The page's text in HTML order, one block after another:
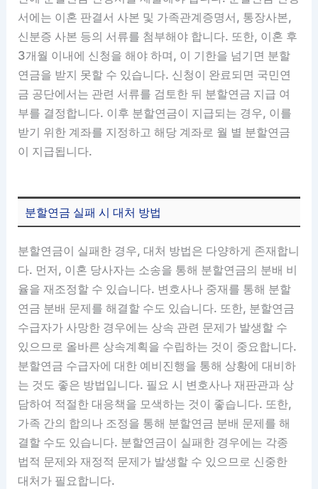
서에는 이혼 판결서 사본 및 가족관계증명서, 통장사본,
신분증 사본 등의 서류를 첨부해야 합니다. 또한, 이혼 후
3개월 이내에 신청을 해야 하며, 이 기한을 넘기면 분할
연금을 받지 못할 수 있습니다. 신청이 완료되면 국민연
금 공단에서는 관련 서류를 검토한 뒤 분할연금 지급 여
부를 결정합니다. 이후 분할연금이 지급되는 경우, 이를
받기 위한 계좌를 지정하고 해당 계좌로 월 별 분할연금
이 지급됩니다.
분할연금 실패 시 대처 방법
분할연금이 실패한 경우, 대처 방법은 다양하게 존재합니
다. 먼저, 이혼 당사자는 소송을 통해 분할연금의 분배 비
율을 재조정할 수 있습니다. 변호사나 중재를 통해 분할
연금 분배 문제를 해결할 수도 있습니다. 또한, 분할연금
수급자가 사망한 경우에는 상속 관련 문제가 발생할 수
있으므로 올바른 상속계획을 수립하는 것이 중요합니다.
분할연금 수급자에 대한 예비진행을 통해 상황에 대비하
는 것도 좋은 방법입니다. 필요 시 변호사나 재판관과 상
담하여 적절한 대응책을 모색하는 것이 좋습니다. 또한,
가족 간의 합의나 조정을 통해 분할연금 분배 문제를 해
결할 수도 있습니다. 분할연금이 실패한 경우에는 각종
법적 문제와 재정적 문제가 발생할 수 있으므로 신중한
대처가 필요합니다.